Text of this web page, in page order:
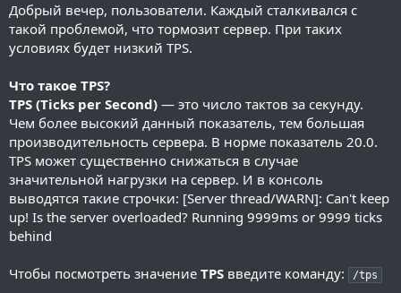
Добрый вечер, пользователи. Каждый сталкивался с
такой проблемой, что тормозит сервер. При таких
условиях будет низкий TPS.
Что такое TPS?
TPS (Ticks per Second) — это число тактов за секунду.
Чем более высокий данный показатель, тем большая
производительность сервера. В норме показатель 20.0.
TPS может существенно снижаться в случае
значительной нагрузки на сервер. И в консоль
выводятся такие строчки: [Server thread/WARN]: Can't keep
up! Is the server overloaded? Running 9999ms or 9999 ticks
behind
Чтобы посмотреть значение TPS введите команду: /tps